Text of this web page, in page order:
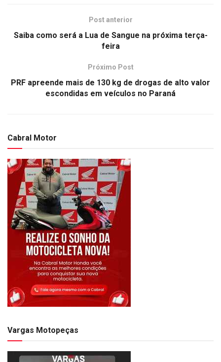
Post anterior
Saiba como será a Lua de Sangue na próxima terça-
feira
Próximo Post
PRF apreende mais de 130 kg de drogas de alto valor
escondidas em veículos no Paraná
Cabral Motor
Vargas Motopeças